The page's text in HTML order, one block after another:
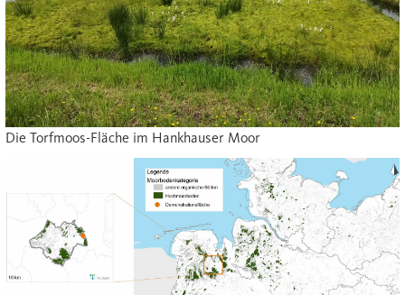
Die Torfmoos-Fläche im Hankhauser Moor